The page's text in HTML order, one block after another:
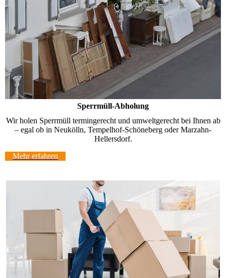
Sperrmüll-Abholung
Wir holen Sperrmüll termingerecht und umweltgerecht bei Ihnen ab
– egal ob in Neukölln, Tempelhof-Schöneberg oder Marzahn-
Hellersdorf.
Mehr erfahren